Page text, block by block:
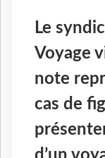
Le
Voyage
note
cas de